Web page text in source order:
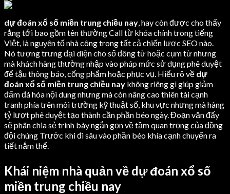
dự đoán xổ số miền trung chiều nay, hay còn được cho thấy
rằng tới bao gồm tên thường Call từ khóa chính trong tiếng
Việt, là nguyên tố nhà công trong tất cả chiến lược SEO nào.
Nó tượng trưng đại diện cho số đông từ hoặc cụm từ nhưng
mà khách hàng thường nhập vào pháp mức sử dụng phê duyệt
để tậu thông báo, cống phẩm hoặc phục vụ. Hiểu rõ về dự
đoán xổ số miền trung chiều nay không riêng gì giúp giảm
đấm đá hóa nội dung nhưng mà còn nâng cao thiên tài cạnh
tranh phía trên môi trường kỹ thuật số, khu vực nhưng mà hàng
tỷ lượt phê duyệt tạo thành cần phần béo ngày. Đoạn văn đấy
sẽ phân chia sẻ trình bày ngắn gọn về tầm quan trọng của đồng
đội chúng Trước khi đi sâu vào phần béo khía cạnh chuyển ra
tiết nắm thể.
Khái niệm nhà quản về dự đoán xổ số
miền trung chiều nay